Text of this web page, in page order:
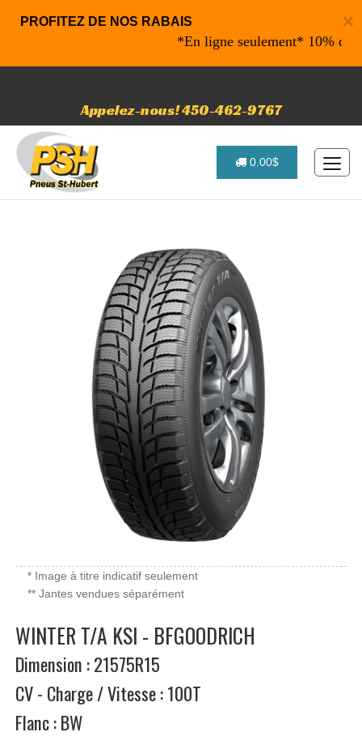
×
PROFITEZ DE NOS RABAIS
*En ligne seulement* 10% de
Appelez-nous! 450-462-9767
0.00$
* Image à titre indicatif seulement
** Jantes vendues séparément
WINTER T/A KSI - BFGOODRICH
Dimension : 21575R15
CV - Charge / Vitesse : 100T
Flanc : BW